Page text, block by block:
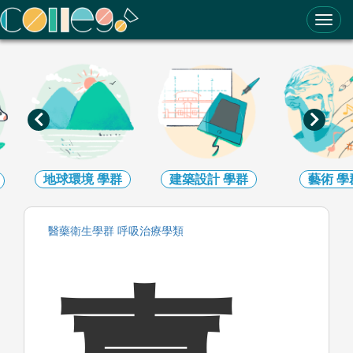
ColleGo! 大學選才與高中育才輔助系統
地球環境學群 建築設計學群 藝術 學
醫藥衛生學群 呼吸治療學類